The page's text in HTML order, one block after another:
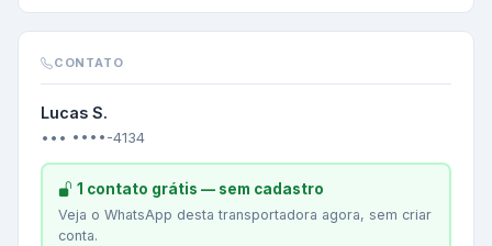
CONTATO
Lucas S.
••• ••••-4134
1 contato grátis — sem cadastro
Veja o WhatsApp desta transportadora agora, sem criar
conta.